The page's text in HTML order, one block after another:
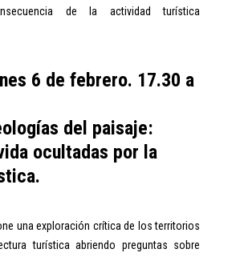
de la actividad turística
6 de febrero. 17.30 a
del paisaje:
ocultadas por la
una exploración crítica de los territorios
turística abriendo preguntas sobre